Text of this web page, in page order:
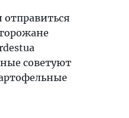
советуют